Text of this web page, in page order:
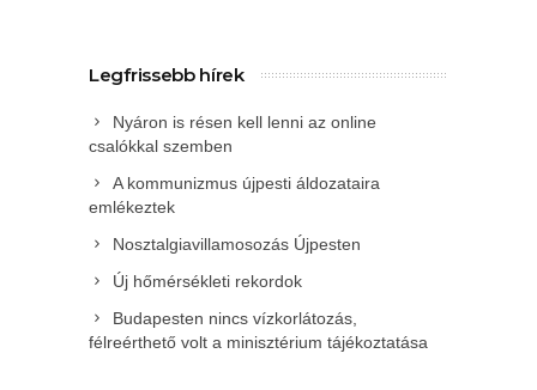
Legfrissebb hírek
Nyáron is résen kell lenni az online
csalókkal szemben
A kommunizmus újpesti áldozataira
emlékeztek
Nosztalgiavillamosozás Újpesten
Új hőmérsékleti rekordok
Budapesten nincs vízkorlátozás,
félreérthető volt a minisztérium tájékoztatása